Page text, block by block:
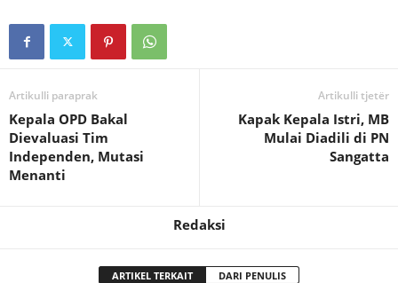
Artikulli paraprak
Kepala OPD Bakal
Dievaluasi Tim
Independen, Mutasi
Menanti
Artikulli tjetër
Kapak Kepala Istri, MB
Mulai Diadili di PN
Sangatta
Redaksi
ARTIKEL TERKAIT DARI PENULIS